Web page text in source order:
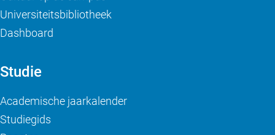
Universiteitsbibliotheek
Dashboard
Studie
Academische jaarkalender
Studiegids